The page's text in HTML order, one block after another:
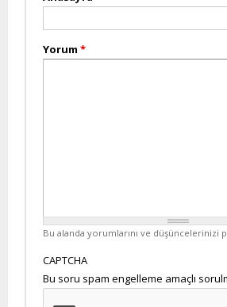
Yorum *
Bu alanda yorumlarını ve düşüncelerinizi
CAPTCHA
Bu soru spam engelleme amaçlı